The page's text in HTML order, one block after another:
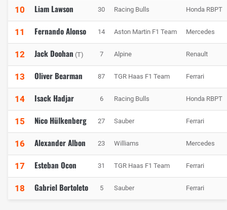
10 Liam Lawson 30 Racing Bulls Honda RBPT
11 Fernando Alonso 14 Aston Martin F1 Team Mercedes
12 Jack Doohan (T) 7 Alpine Renault
13 Oliver Bearman 87 TGR Haas F1 Team Ferrari
14 Isack Hadjar 6 Racing Bulls Honda RBPT
15 Nico Hülkenberg 27 Sauber Ferrari
16 Alexander Albon 23 Williams Mercedes
17 Esteban Ocon 31 TGR Haas F1 Team Ferrari
18 Gabriel Bortoleto 5 Sauber Ferrari